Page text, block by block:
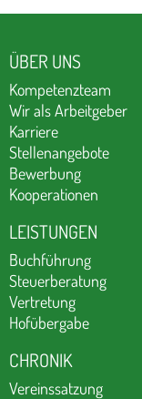
ÜBER UNS
Kompetenzteam
Wir als Arbeitgeber
Karriere
Stellenangebote
Bewerbung
Kooperationen
LEISTUNGEN
Buchführung
Steuerberatung
Vertretung
Hofübergabe
CHRONIK
Vereinssatzung